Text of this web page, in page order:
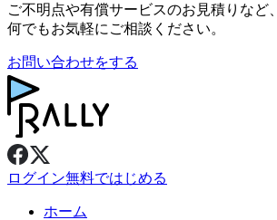
ご不明点や有償サービスのお見積りなど、
何でもお気軽にご相談ください。
お問い合わせをする
ログイン無料ではじめる
ホーム